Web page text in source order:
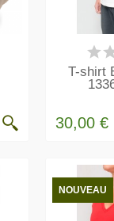
T-shirt
30,00 €
NOUVEAU